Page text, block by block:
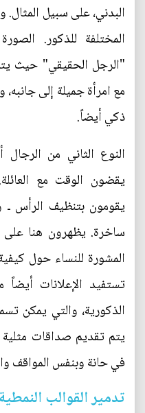
البدني، على سبيل المثال.
المختلفة للذكور.
"الرجل الحقيقي" حيث
مع امرأة جميلة إلى
ذكي أيضاً.
النوع الثاني من
يقضون الوقت مع
يقومون بتنظيف الرأس ـ
ساخرة. يظهرون هنا على
المشورة للنساء حول
تستفيد الإعلانات
الذكورية، والتي يمكن
يتم تقديم صداقات
في حانة وبنفس المواقف
تدمير القوالب